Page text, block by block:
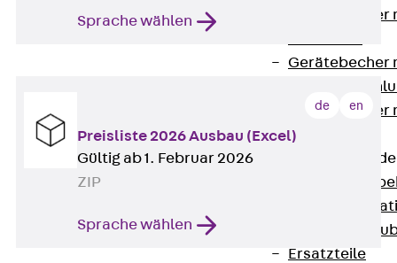
Gerätebecher
Gerätebecher
GST18-
Gerätebecher
Anschluss
Zubehör für
Optionales
Ersatzteile
Sprache wählen
de en
Preisliste 2026 Ausbau (Excel)
Gültig ab 1. Februar 2026
ZIP
Sprache wählen